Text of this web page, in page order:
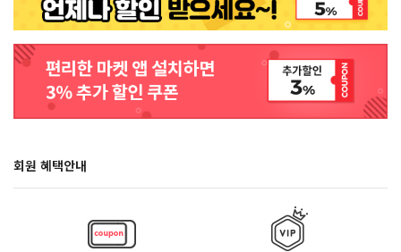
회원 혜택안내